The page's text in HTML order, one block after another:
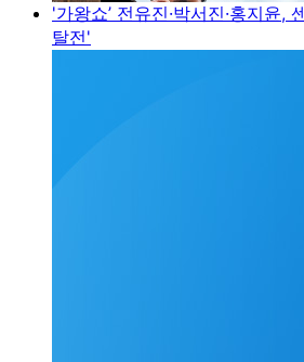
'가왕쇼’ 전유진·박서진·홍지윤,
탈전'